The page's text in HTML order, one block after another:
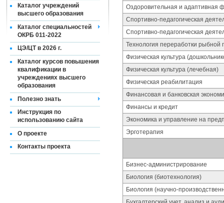
Каталог учреждений
высшего образования
Каталог специальностей
ОКРБ 011-2022
ЦЭ/ЦТ в 2026 г.
Каталог курсов повышения
квалификации в
учреждениях высшего
образования
Полезно знать
Инструкция по
использованию сайта
О проекте
Контакты проекта
Оздоровительная и адаптивная
Спортивно-педагогическая
Спортивно-педагогическая
Технология переработки рыбной
Физическая культура
Физическая культура (лечебная)
Физическая реабилитация
Финансовая и банковская
Финансы и кредит
Экономика и управление на
Эрготерапия
Бизнес-администрирование
Биология (биотехнология)
Биология (научно-